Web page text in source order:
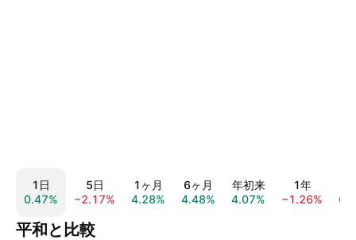
1日
0.47%
5日
−2.17%
1ヶ月
4.28%
6ヶ月
4.48%
年初来
4.07%
1年
−1.26%
平和と比較